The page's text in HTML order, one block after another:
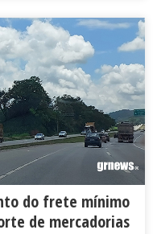
do frete mínimo
de mercadorias